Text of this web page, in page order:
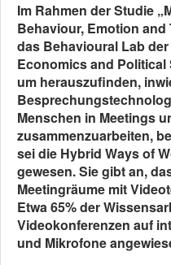
Im Rahmen der Studie
Behaviour, Emotion
das Behavioural Lab
Economics and
um herauszufinden,
Menschen in Meetings
zusammenzuarbeiten,
sei die Hybrid Ways of
gewesen. Sie gibt an,
Meetingräume mit
Etwa 65% der
Videokonferenzen auf
und Mikrofone